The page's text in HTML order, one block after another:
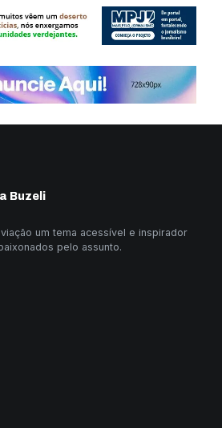
Buzeli
um tema acessível e inspirador
pelo assunto.